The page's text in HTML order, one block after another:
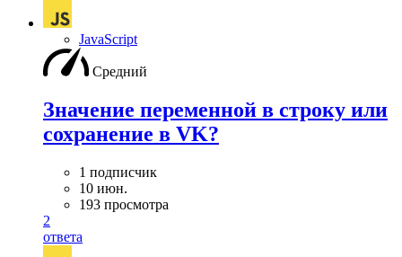
JavaScript
Средний
Значение переменной в строку или
сохранение в VK?
1 подписчик
10 июн.
193 просмотра
2
ответа